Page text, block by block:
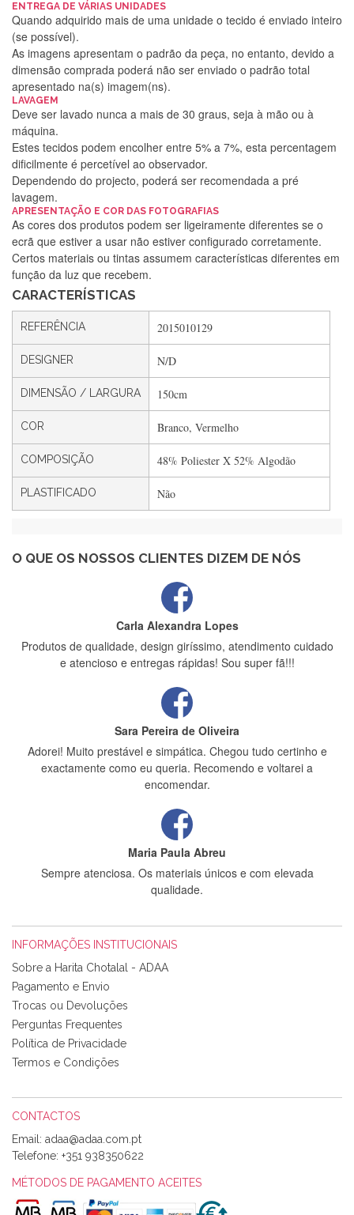
ENTREGA DE VÁRIAS UNIDADES
Quando adquirido mais de uma unidade o tecido é enviado inteiro
(se possível).
As imagens apresentam o padrão da peça, no entanto, devido a
dimensão comprada poderá não ser enviado o padrão total
apresentado na(s) imagem(ns).
LAVAGEM
Deve ser lavado nunca a mais de 30 graus, seja à mão ou à
máquina.
Estes tecidos podem encolher entre 5% a 7%, esta percentagem
dificilmente é percetível ao observador.
Dependendo do projecto, poderá ser recomendada a pré
lavagem.
APRESENTAÇÃO E COR DAS FOTOGRAFIAS
As cores dos produtos podem ser ligeiramente diferentes se o
ecrã que estiver a usar não estiver configurado corretamente.
Certos materiais ou tintas assumem características diferentes em
função da luz que recebem.
CARACTERÍSTICAS
REFERÊNCIA 2015010129
DESIGNER N/D
DIMENSÃO / LARGURA 150cm
COR Branco, Vermelho
COMPOSIÇÃO 48% Poliester X 52% Algodão
PLASTIFICADO Não
O QUE OS NOSSOS CLIENTES DIZEM DE NÓS
Silvia Lopes
Encomenda direitinha. Rapidez e segurança. Volto a
encomendar.
Silvia André
Gostei ,Serviço bastante rápido. recomendo
Filipa Freire
Rápido, atendimento 5*. Hoje chegará a segunda encomenda
feita de muitas certamente❤️
estrelas
Carla Alexandra Lopes
Produtos de qualidade, design giríssimo, atendimento cuidado
e atencioso e entregas rápidas! Sou super fã!!!
Sara Pereira de Oliveira
Adorei! Muito prestável e simpática. Chegou tudo certinho e
exactamente como eu queria. Recomendo e voltarei a
encomendar.
Maria Paula Abreu
Sempre atenciosa. Os materiais únicos e com elevada
qualidade.
Tudo chegou em condições, pois os produtos vieram muito
bem acondicionados. Estou plenamente satisfeita com os
produtos adquiridos. Relativamente à bolsa, tem um tecido
com um padrão e cores muito bonitas e a execução está
perfeitíssima. Futuramente penso voltar a comprar na vossa
loja, têm excelentes artigos a um preço muito justo. A
Alexandra Morais
Olá boa Noite. Os meus tecidos chegaram hoje. Muito
obrigada pelo miminho que dá um jeitaço pras minhas linhas
de bordar e não sei o que pões nos tecidos, mas que cheiram
INFORMAÇÕES INSTITUCIONAIS
Sobre a Harita Chotalal - ADAA
Pagamento e Envio
Trocas ou Devoluções
Perguntas Frequentes
Política de Privacidade
Termos e Condições
CONTACTOS
Email:
Telefone: +351 938350622
MÉTODOS DE PAGAMENTO ACEITES